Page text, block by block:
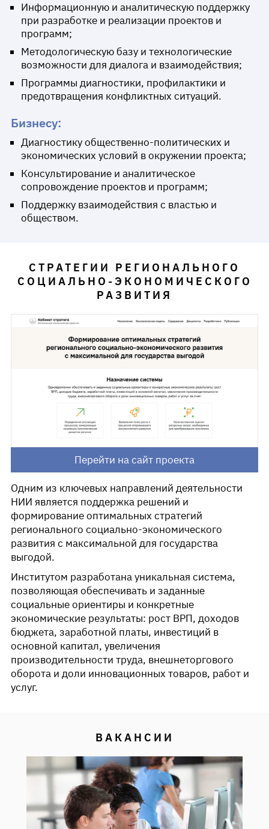
Информационную и аналитическую поддержку
при разработке и реализации проектов и
программ;
Методологическую базу и технологические
возможности для диалога и взаимодействия;
Программы диагностики, профилактики и
предотвращения конфликтных ситуаций.
Бизнесу:
Диагностику общественно-политических и
экономических условий в окружении проекта;
Консультирование и аналитическое
сопровождение проектов и программ;
Поддержку взаимодействия с властью и
обществом.
СТРАТЕГИИ РЕГИОНАЛЬНОГО
СОЦИАЛЬНО-ЭКОНОМИЧЕСКОГО
РАЗВИТИЯ
Перейти на сайт проекта
Одним из ключевых направлений деятельности
НИИ является поддержка решений и
формирование оптимальных стратегий
регионального социально-экономического
развития с максимальной для государства
выгодой.
Институтом разработана уникальная система,
позволяющая обеспечивать и заданные
социальные ориентиры и конкретные
экономические результаты: рост ВРП, доходов
бюджета, заработной платы, инвестиций в
основной капитал, увеличения
производительности труда, внешнеторгового
оборота и доли инновационных товаров, работ и
услуг.
ВАКАНСИИ